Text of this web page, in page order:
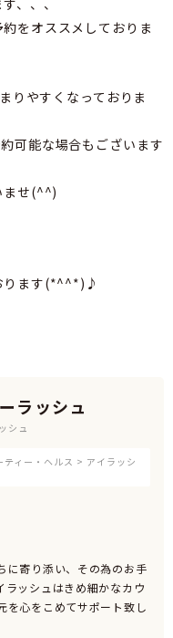
、、、
をオススメしておりま
りやすくなっておりま
可能な場合もございます
ませ(^^)
ります(*^^*)♪
ラッシュ
シュ
ティー・ヘルス > アイラッシ
に寄り添い、その為のお手
ラッシュはきめ細かなカウ
を心をこめてサポート致し